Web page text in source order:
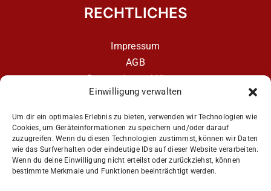
Einwilligung verwalten
Um dir ein optimales Erlebnis zu bieten, verwenden wir Technologien wie
Cookies, um Geräteinformationen zu speichern und/oder darauf
zuzugreifen. Wenn du diesen Technologien zustimmst, können wir Daten
wie das Surfverhalten oder eindeutige IDs auf dieser Website verarbeiten.
Wenn du deine Einwilligung nicht erteilst oder zurückziehst, können
bestimmte Merkmale und Funktionen beeinträchtigt werden.
RECHTLICHES
Impressum
AGB
Datenschutzerklärung
Datenschutzerklärung – aCATemy Katzentraining
App
Get Social